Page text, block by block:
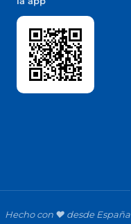
Hecho con ❤️ desde España